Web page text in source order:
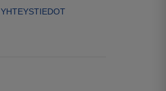
YHTEYSTIEDOT